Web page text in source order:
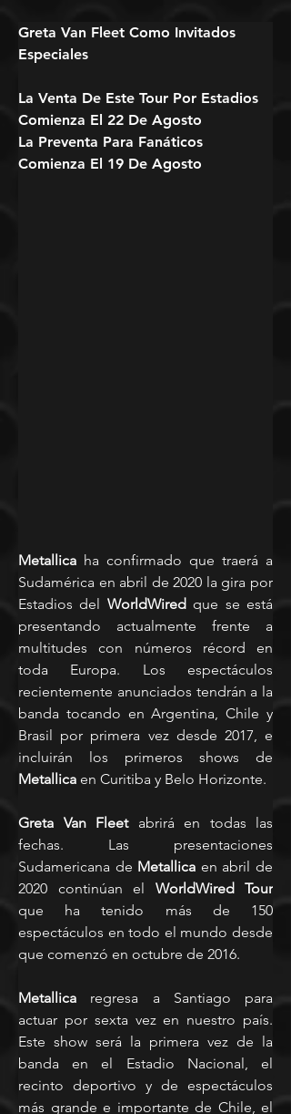
Greta Van Fleet Como Invitados
Especiales
La Venta De Este Tour Por Estadios
Comienza El 22 De Agosto
La Preventa Para Fanáticos
Comienza El 19 De Agosto
Metallica ha confirmado que traerá a
Sudamérica en abril de 2020 la gira por
Estadios del WorldWired que se está
presentando actualmente frente a
multitudes con números récord en
toda Europa. Los espectáculos
recientemente anunciados tendrán a la
banda tocando en Argentina, Chile y
Brasil por primera vez desde 2017, e
Metallica en Curitiba y Belo Horizonte.
Greta Van Fleet abrirá en todas las
fechas. Las presentaciones
Sudamericana de Metallica en abril de
2020 continúan el WorldWired Tour
que ha tenido más de 150
espectáculos en todo el mundo desde
que comenzó en octubre de 2016.
Metallica regresa a Santiago para
actuar por sexta vez en nuestro país.
Este show será la primera vez de la
banda en el Estadio Nacional, el
recinto deportivo y de espectáculos
más grande e importante de Chile, el